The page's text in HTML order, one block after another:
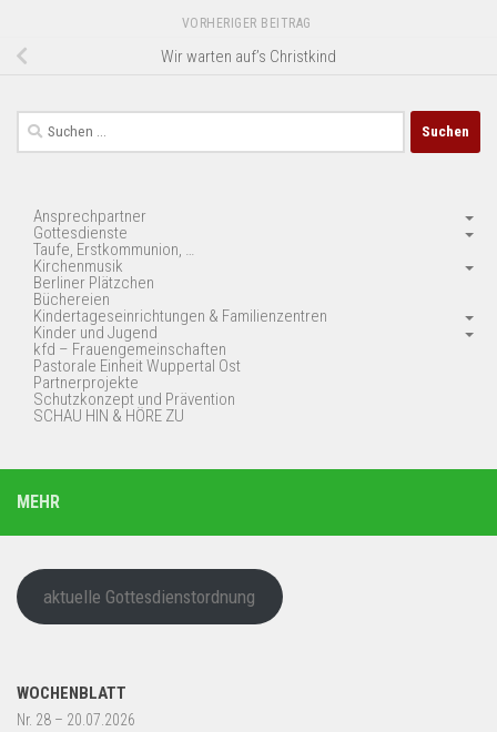
VORHERIGER BEITRAG
Wir warten auf’s Christkind
Suchen
nach:
Ansprechpartner
Gottesdienste
Taufe, Erstkommunion, …
Kirchenmusik
Berliner Plätzchen
Büchereien
Kindertageseinrichtungen & Familienzentren
Kinder und Jugend
kfd – Frauengemeinschaften
Pastorale Einheit Wuppertal Ost
Partnerprojekte
Schutzkonzept und Prävention
SCHAU HIN & HÖRE ZU
MEHR
aktuelle Gottesdienstordnung
WOCHENBLATT
Nr. 28 – 20.07.2026